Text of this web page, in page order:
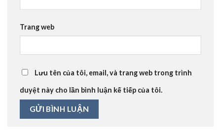
Trang web
Lưu tên của tôi, email, và trang web trong trình
duyệt này cho lần bình luận kế tiếp của tôi.